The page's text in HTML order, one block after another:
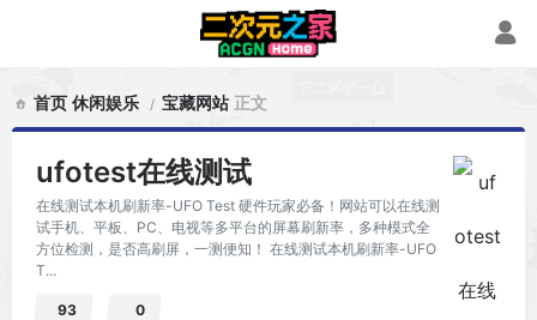
首页 休闲娱乐 宝藏网站 正文
ufotest在线测试
在线测试本机刷新率-UFO Test 硬件玩家必备！网站可以在线测
试手机、平板、PC、电视等多平台的屏幕刷新率，多种模式全
方位检测，是否高刷屏，一测便知！ 在线测试本机刷新率-UFO
T...
93 0